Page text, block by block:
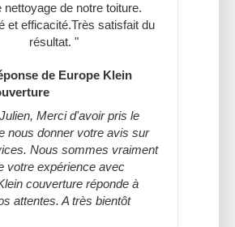
nettoyage de notre toiture.
et efficacité.Très satisfait du
résultat. "
de Europe Klein
Merci d'avoir pris le
nous donner votre avis sur
Nous sommes vraiment
votre expérience avec
couverture réponde à
attentes. A très bientôt